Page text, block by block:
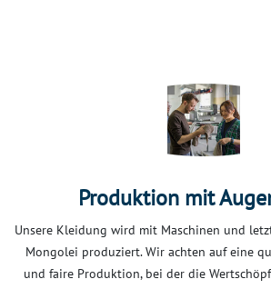
Produktion mit
Unsere Kleidung wird mit Maschinen und
Mongolei produziert. Wir achten auf eine
und faire Produktion, bei der die